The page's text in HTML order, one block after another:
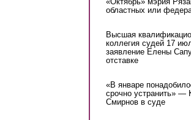
областных или
Высшая
коллегия судей 17
заявление Елены
отставке
«В январе
срочно устранить» —
Смирнов в суде